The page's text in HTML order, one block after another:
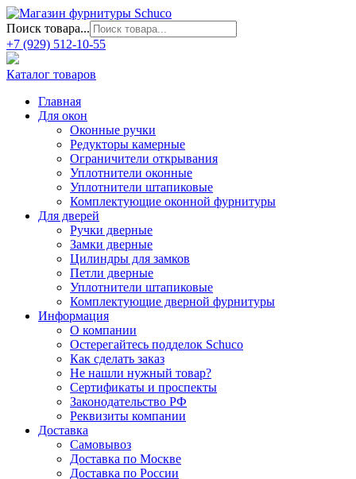
Поиск товара...
+7 (929) 512-10-55
Каталог товаров
Главная
Для окон
Оконные ручки
Редукторы камерные
Ограничители открывания
Уплотнители оконные
Уплотнители штапиковые
Комплектующие оконной фурнитуры
Для дверей
Ручки дверные
Замки дверные
Цилиндры для замков
Петли дверные
Уплотнители штапиковые
Комплектующие дверной фурнитуры
Информация
О компании
Остерегайтесь подделок Schuco
Как сделать заказ
Не нашли нужный товар?
Сертификаты и проспекты
Законодательство РФ
Реквизиты компании
Доставка
Самовывоз
Доставка по Москве
Доставка по России